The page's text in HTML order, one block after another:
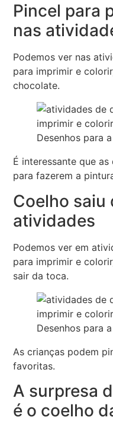
Pincel para
nas
Podemos ver nas
para imprimir e
chocolate.
Desenhos para
É interessante que
para fazerem a
Coelho saiu
atividades
Podemos ver em
para imprimir e
sair da toca.
Desenhos para
As crianças podem
favoritas.
A surpresa
é o coelho